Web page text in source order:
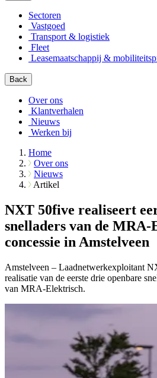
Sectoren
Vastgoed
Transport & logistiek
Fleet
Leasemaatschappij &
Back
Over ons
Klantverhalen
Nieuws
Werken bij
Home
Over ons
Nieuws
Artikel
NXT 50five realiseert
snelladers van de
concessie in Amstelveen
Amstelveen – Laadnetwerkexploitant
realisatie van de eerste drie openbare
van MRA-Elektrisch.